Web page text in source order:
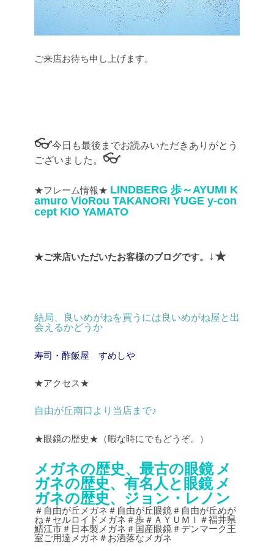
ご来店お待ち申し上げます。
👓今日も最後までお読みいただきありがとう
ございました。 👓
★フレーム情報★ LINDBERG 歩～AYUMI K
amuro VioRou TAKANORI YUGE y-con
cept KIO YAMATO
★ご来店いただいたお客様のブログです。 ↓★
結局、良いめがねを買うには良いめがね屋と出
会えるかどうか
寿司・酢飯屋 すめしや
★アクセス★
自由が丘南口より当店まで♪
★眼鏡の歴史★（暇な時にでもどうぞ。）
メガネの歴史、最古の眼鏡 メ
ガネの歴史、有名人と眼鏡 メ
ガネの歴史、ジョン・レノン
＃自由が丘メガネ＃自由が丘眼鏡＃自由が丘めが
ね＃セルロイドメガネ＃歩＃ＡＹＵＭＩ＃福井県
鯖江市＃日本製メガネ＃国産眼鏡＃デンマーク王
室ご用達メガネ＃お洒落なメガネ